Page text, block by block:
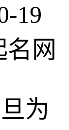
19
网
为